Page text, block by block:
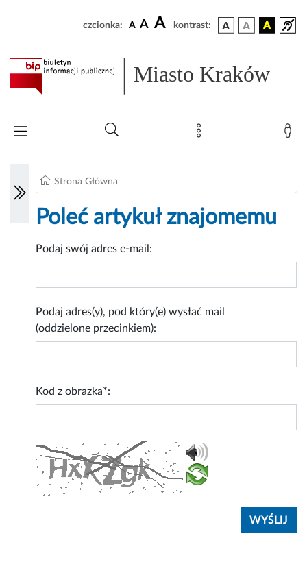
czcionka: A A A kontrast:
Miasto Kraków
Strona Główna
Poleć artykuł znajomemu
Podaj swój adres e-mail:
Podaj adres(y), pod który(e) wysłać mail
(oddzielone przecinkiem):
Kod z obrazka*: